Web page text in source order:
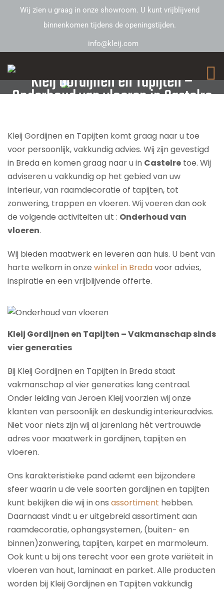
Wij zien u graag in onze showroom. U kunt vrijblijvend
binnenkomen tijdens de openingstijden.
info@kleij.com
Kleij Gordijnen en Tapijten –
Onderhoud van vloeren in Castelre
Kleij Gordijnen en Tapijten komt graag naar u toe
voor persoonlijk, vakkundig advies. Wij zijn gevestigd
in Breda en komen graag naar u in Castelre toe. Wij
adviseren u vakkundig op het gebied van uw
interieur, van raamdecoratie of tapijten, tot
zonwering, trappen en vloeren. Wij voeren dan ook
de volgende activiteiten uit : Onderhoud van
vloeren.
Wij bieden maatwerk en leveren aan huis. U bent van
harte welkom in onze winkel in Bredavoor advies,
inspiratie en een vrijblijvende offerte.
Kleij Gordijnen en Tapijten – Vakmanschap sinds
vier generaties
Bij Kleij Gordijnen en Tapijten in Breda staat
vakmanschap al vier generaties lang centraal.
Onder leiding van Jeroen Kleij voorzien wij onze
klanten van persoonlijk en deskundig interieuradvies.
Niet voor niets zijn wij al jarenlang hét vertrouwde
adres voor maatwerk in gordijnen, tapijten en
vloeren.
Ons karakteristieke pand ademt een bijzondere
sfeer waarin u de vele soorten gordijnen en tapijten
kunt bekijken die wij in ons assortiment hebben.
Daarnaast vindt u er uitgebreid assortiment aan
raamdecoratie, ophangsystemen, (buiten- en
binnen)zonwering, tapijten, karpet en marmoleum.
Ook kunt u bij ons terecht voor een grote variëteit in
vloeren van hout, laminaat en parket. Alle producten
worden bij Kleij Gordijnen en Tapijten vakkundig